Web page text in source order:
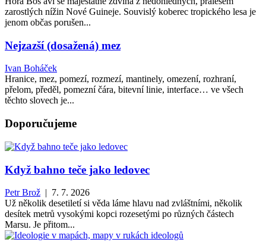
zarostlých nížin Nové Guineje. Souvislý koberec tropického lesa je
jenom občas porušen...
Nejzazší (dosažená) mez
Ivan Boháček
Hranice, mez, pomezí, rozmezí, mantinely, omezení, rozhraní,
přelom, předěl, pomezní čára, bitevní linie, interface… ve všech
těchto slovech je...
Doporučujeme
Když bahno teče jako ledovec
Petr Brož | 7. 7. 2026
Už několik desetiletí si věda láme hlavu nad zvláštními, několik
desítek metrů vysokými kopci rozesetými po různých částech
Marsu. Je přitom...